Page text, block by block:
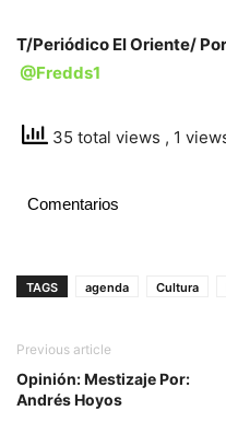
T/Periódico El Oriente/
@Fredds1
35 total views , 1
Comentarios
TAGS agenda Cultura
Previous article
Opinión: Mestizaje Por:
Andrés Hoyos